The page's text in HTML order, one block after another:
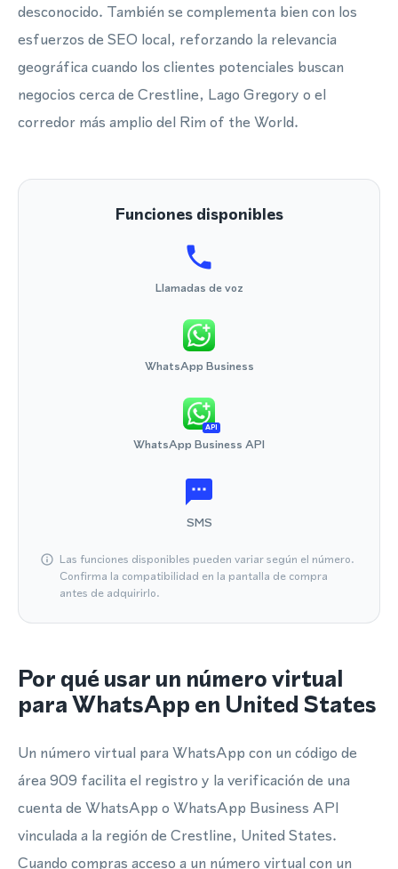
desconocido. También se complementa bien con los
esfuerzos de SEO local, reforzando la relevancia
geográfica cuando los clientes potenciales buscan
negocios cerca de Crestline, Lago Gregory o el
corredor más amplio del Rim of the World.
Funciones disponibles
Llamadas de voz
WhatsApp Business
API
WhatsApp Business API
SMS
Las funciones disponibles pueden variar según el número.
Confirma la compatibilidad en la pantalla de compra
antes de adquirirlo.
Por qué usar un número virtual
para WhatsApp en United States
Un número virtual para WhatsApp con un código de
área 909 facilita el registro y la verificación de una
cuenta de WhatsApp o WhatsApp Business API
vinculada a la región de Crestline, United States.
Cuando compras acceso a un número virtual con un